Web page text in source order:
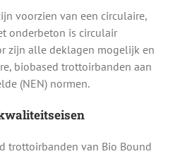
voorzien van een circulaire,
onderbeton is circulair
zijn alle deklagen mogelijk en
biobased trottoirbanden aan
(NEN) normen.
trottoirbanden van Bio Bound